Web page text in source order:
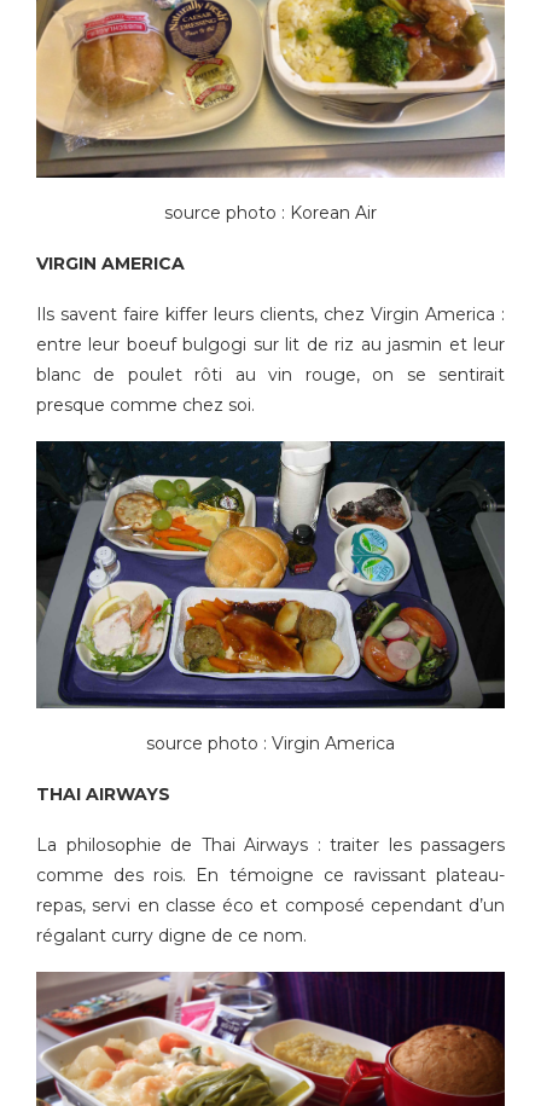
source photo : Korean Air
VIRGIN AMERICA
Ils savent faire kiffer leurs clients, chez Virgin America :
entre leur boeuf bulgogi sur lit de riz au jasmin et leur
blanc de poulet rôti au vin rouge, on se sentirait
presque comme chez soi.
source photo : Virgin America
THAI AIRWAYS
La philosophie de Thai Airways : traiter les passagers
comme des rois. En témoigne ce ravissant plateau-
repas, servi en classe éco et composé cependant d’un
régalant curry digne de ce nom.